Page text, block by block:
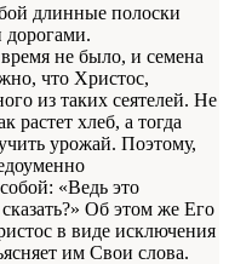
длинные полоски
дорогами.
не было, и семена
что Христос,
из таких сеятелей. Не
хлеб, а тогда
урожай. Поэтому,
«Ведь это
Об этом же Его
в виде исключения
им Свои слова.